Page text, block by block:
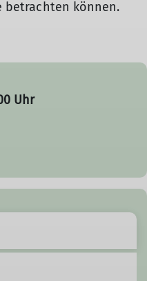
betrachten können.
Uhr